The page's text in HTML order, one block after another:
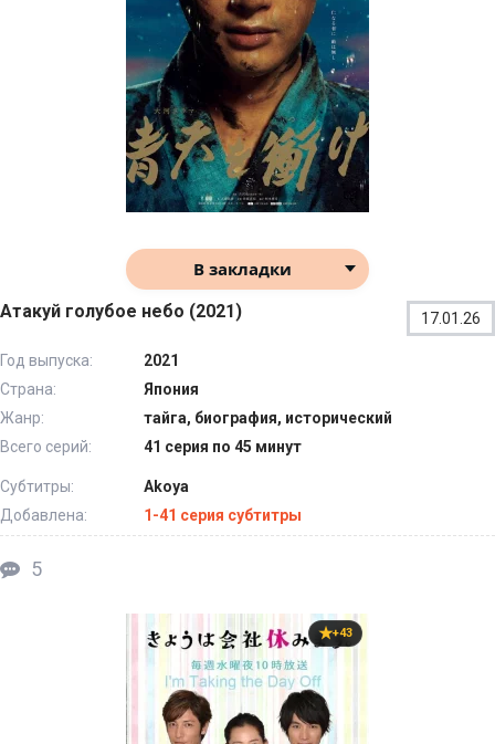
В закладки
Атакуй голубое небо (2021) 17.01.26
Год выпуска:
2021
Страна:
Япония
Жанр:
тайга, биография, исторический
Всего серий:
41 серия по 45 минут
Субтитры:
Akoya
Добавлена:
1-41 серия субтитры
5
+43